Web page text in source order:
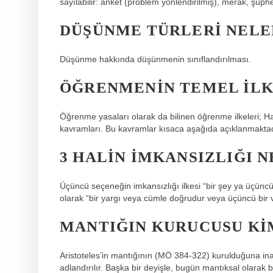
DÜŞÜNME TÜRLERI
Düşünme hakkında düşünmenin sınıflandırılması.
ÖĞRENMENIN TEMEL
Öğrenme yasaları olarak da bilinen öğrenme ilkeleri;
kavramları. Bu kavramlar kısaca aşağıda
3 HALIN İMKANSIZLIĞI
Üçüncü seçeneğin imkansızlığı ilkesi “bir şey ya
olarak “bir yargı veya cümle doğrudur veya üçüncü bir
MANTIĞIN KURUCUSU
Aristoteles’in mantığının (MÖ 384-322) kurulduğuna
adlandırılır. Başka bir deyişle, bugün mantıksal